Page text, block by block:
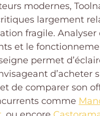
modernes,
largement
fragile. Analyser
et le
permet
d’acheter
de comparer son
comme